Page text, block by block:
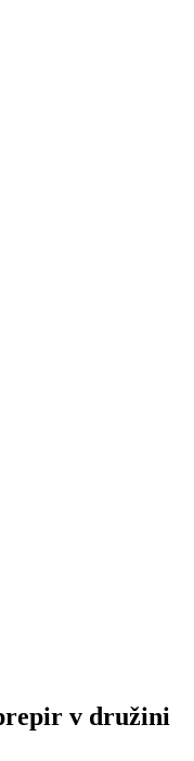
v družini